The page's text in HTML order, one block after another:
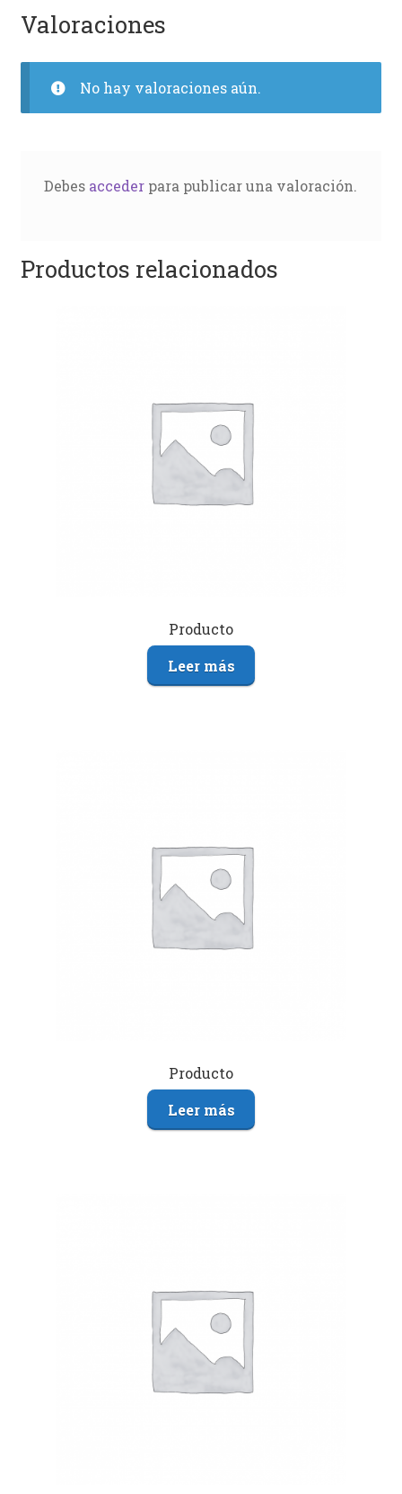
Valoraciones
No hay valoraciones aún.
Debes accederpara publicar una valoración.
Productos relacionados
Producto
Leer más
Producto
Leer más